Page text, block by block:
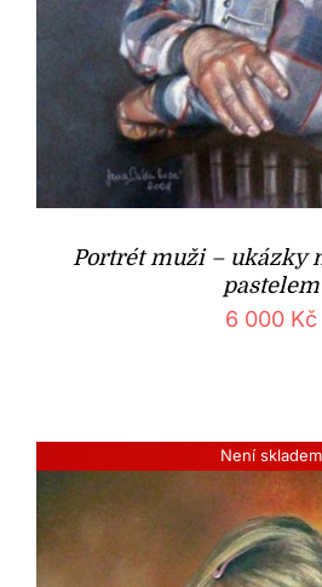
Portrét muži – ukázky
pastelem
6 000 Kč
Není skladem